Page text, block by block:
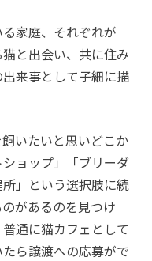
家庭、それぞれが
と出会い、共に住み
来事として子細に描
いたいと思いどこか
ョップ」「ブリーダ
」という選択肢に続
があるのを見つけ
通に猫カフェとして
ら譲渡への応募がで